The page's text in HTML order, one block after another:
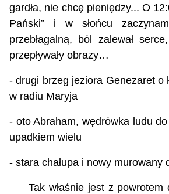
gardła, nie chcę pieniędzy... O
Pański” i w słońcu
przebłagalną, ból zalewał
przepływały obrazy…
- drugi brzeg jeziora Genezaret o
w radiu Maryja
- oto Abraham, wędrówka ludu
upadkiem wielu
- stara chałupa i nowy murowany
Tak właśnie jest z